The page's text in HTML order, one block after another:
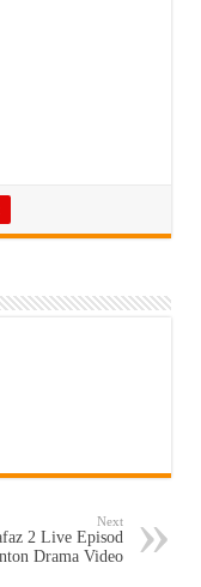
Next
2 Live Episod
Drama Video